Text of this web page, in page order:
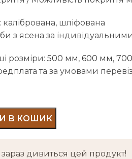
шліфована
з ясена за
розміри:500 мм,600 мм,
та за умовами
В КОШИК
дивиться цей продукт!